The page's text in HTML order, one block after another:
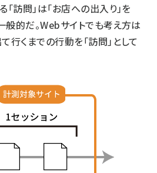
「訪問」は「お店への出入り」を
般的だ。Webサイトでも考え方は
行くまでの行動を「訪問」として